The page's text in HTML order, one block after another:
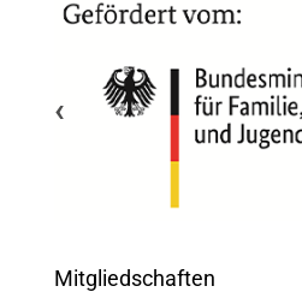
‹
Mitgliedschaften